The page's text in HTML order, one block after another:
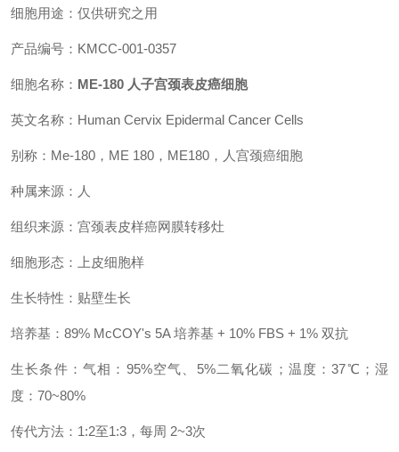
细胞用途：仅供研究之用
产品编号：KMCC-001-0357
细胞名称： ME-180 人子宫颈表皮癌细胞
英文名称：Human Cervix Epidermal Cancer Cells
别称：Me-180，ME 180，ME180，人宫颈癌细胞
种属来源：人
组织来源：宫颈表皮样癌网膜转移灶
细胞形态：上皮细胞样
生长特性：贴壁生长
培养基：89% McCOY's 5A 培养基 + 10% FBS + 1% 双抗
生长条件：气相：95%空气、5%二氧化碳；温度：37℃；湿
度：70~80%
传代方法：1:2至1:3，每周 2~3次